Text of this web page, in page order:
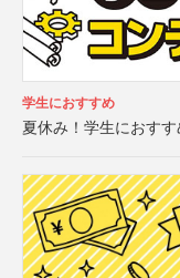
学生におすすめ
夏休み！学生におす